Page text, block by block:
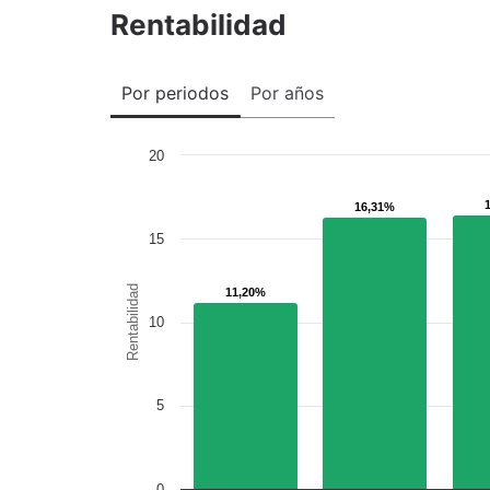
Rentabilidad
Por periodos Por años
Rentabilidad 11,20%
11,20%
16,31%
16,31%
5
10
15
20